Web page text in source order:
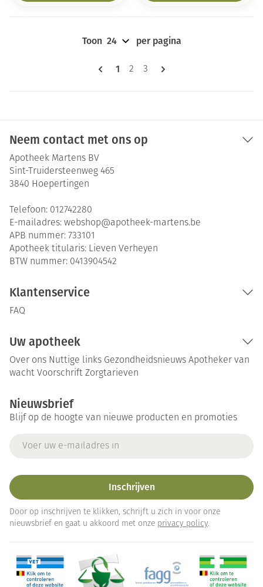
Pagina's
U lees momenteel pagina
1 Pagina
2 Pagina
3
Toon per pagina
Neem contact met ons op
Apotheek Martens BV
Sint-Truidersteenweg 465
3840 Hoepertingen
Telefoon: 012742280
E-mailadres: webshop@apotheek-martens.be
APB nummer: 733101
Apotheek titularis: Lieven Verheyen
BTW nummer: 0413904542
Klantenservice
FAQ
Uw apotheek
Over ons Nuttige links Gezondheidsnieuws Apotheker van
wacht Voorschrift Zorgtarieven
Nieuwsbrief
Blijf op de hoogte van nieuwe producten en promoties
Inschrijven
Door op inschrijven te klikken, schrijft u zich in voor onze
nieuwsbrief en gaat u akkoord met onze privacy policy.